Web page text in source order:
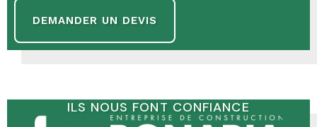
DEMANDER UN DEVIS
ILS NOUS FONT CONFIANCE